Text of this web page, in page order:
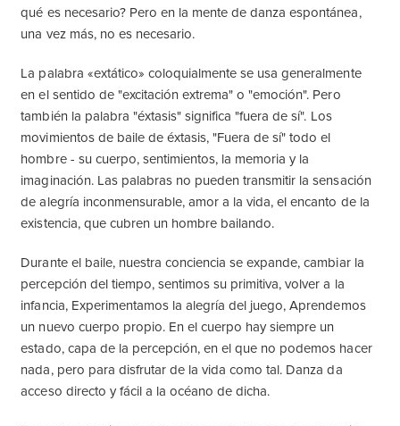
qué es necesario? Pero en la mente de danza espontánea,
una vez más, no es necesario.
La palabra «extático» coloquialmente se usa generalmente
en el sentido de "excitación extrema" o "emoción". Pero
también la palabra "éxtasis" significa "fuera de sí". Los
movimientos de baile de éxtasis, "Fuera de sí" todo el
hombre - su cuerpo, sentimientos, la memoria y la
imaginación. Las palabras no pueden transmitir la sensación
de alegría inconmensurable, amor a la vida, el encanto de la
existencia, que cubren un hombre bailando.
Durante el baile, nuestra conciencia se expande, cambiar la
percepción del tiempo, sentimos su primitiva, volver a la
infancia, Experimentamos la alegría del juego, Aprendemos
un nuevo cuerpo propio. En el cuerpo hay siempre un
estado, capa de la percepción, en el que no podemos hacer
nada, pero para disfrutar de la vida como tal. Danza da
acceso directo y fácil a la océano de dicha.